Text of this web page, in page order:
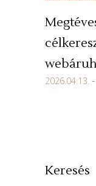
2026.04.13.
Keresés